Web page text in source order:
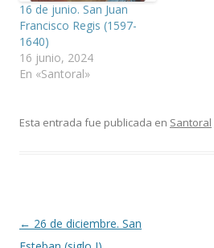
16 de junio. San Juan
Francisco Regis (1597-
1640)
16 junio, 2024
En «Santoral»
Esta entrada fue publicada en Santoral
Navegación
← 26 de diciembre. San